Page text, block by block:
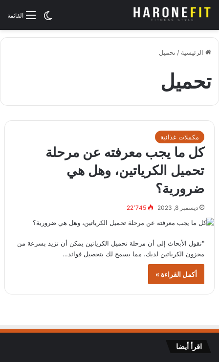
القائمةالوضع
الرئيسية / تحميل
تحميل
مكملات غذائية
كل ما يجب معرفته عن مرحلة
تحميل الكرياتين، وهل هي
ضرورية؟
ديسمبر 8, 2023 22٬745
"تقول الأبحاث إلى أن مرحلة تحميل الكرياتين يمكن أن تزيد بسرعة من
مخزون الكرياتين لديك، مما يسمح لك بتحصيل فوائد…
أكمل القراءة »
اقرأ أيضا